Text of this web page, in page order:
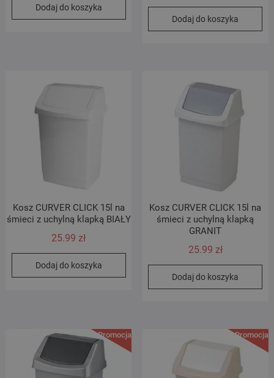
29.99 zł.
25.99 zł.
Dodaj do koszyka
Dodaj do koszyka
Kosz CURVER CLICK 15l na
śmieci z uchylną klapką BIAŁY
25.99 zł
Dodaj do koszyka
Kosz CURVER CLICK 15l na
śmieci z uchylną klapką
GRANIT
25.99 zł
Dodaj do koszyka
Promocja! Promocja!